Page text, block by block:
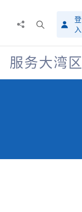
搜
寻
介
面
登
入
服务大湾区